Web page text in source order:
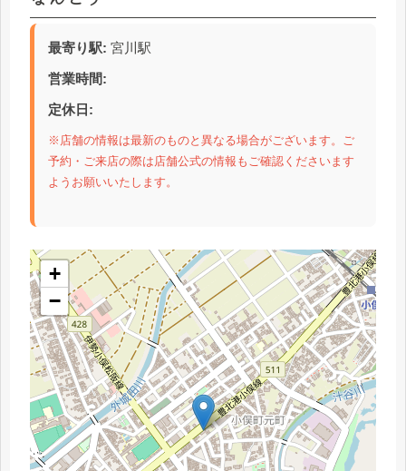
最寄り駅: 宮川駅
営業時間:
定休日:
※店舗の情報は最新のものと異なる場合がございます。ご
予約・ご来店の際は店舗公式の情報もご確認くださいます
ようお願いいたします。
+
−